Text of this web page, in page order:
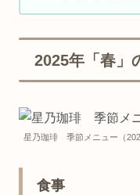
2025年「春」
星乃珈琲 季節メニュー（
食事